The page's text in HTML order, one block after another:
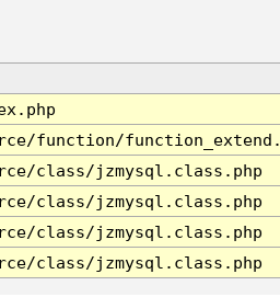
function/
class/jzmysql.class.php
class/jzmysql.class.php
class/jzmysql.class.php
class/jzmysql.class.php